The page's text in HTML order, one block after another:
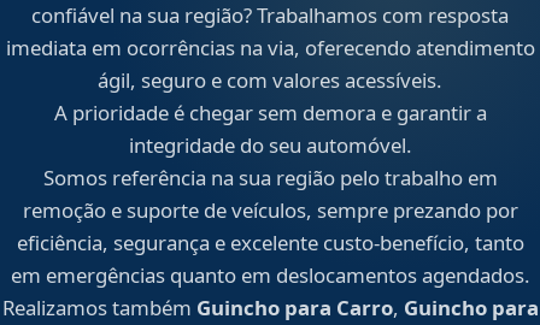
confiável na sua região? Trabalhamos com resposta
imediata em ocorrências na via, oferecendo atendimento
ágil, seguro e com valores acessíveis.
A prioridade é chegar sem demora e garantir a
integridade do seu automóvel.
Somos referência na sua região pelo trabalho em
remoção e suporte de veículos, sempre prezando por
eficiência, segurança e excelente custo-benefício, tanto
em emergências quanto em deslocamentos agendados.
Realizamos também Guincho para Carro, Guincho para